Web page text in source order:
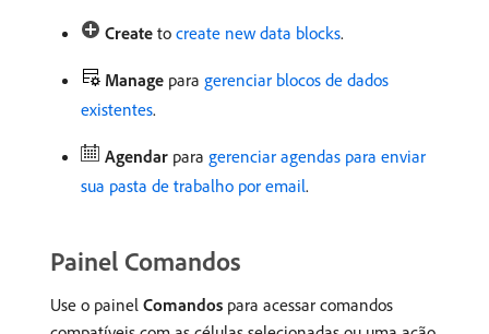
Create to create new data blocks.
Manage para gerenciar blocos de dados
existentes.
Agendar para gerenciar agendas para enviar
sua pasta de trabalho por email.
Painel Comandos
Use o painel Comandos para acessar comandos